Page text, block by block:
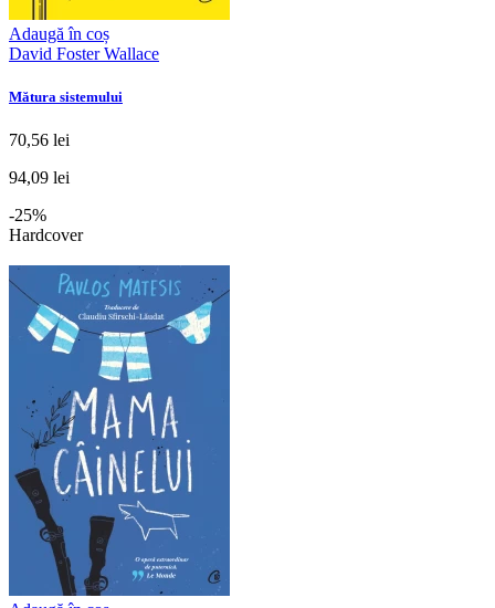
Adaugă în coș
David Foster Wallace
Mătura sistemului
70,56 lei
94,09 lei
-25%
Hardcover